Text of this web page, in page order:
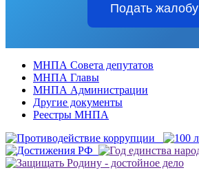
Подать жалобу
МНПА Совета депутатов
МНПА Главы
МНПА Администрации
Другие документы
Реестры МНПА